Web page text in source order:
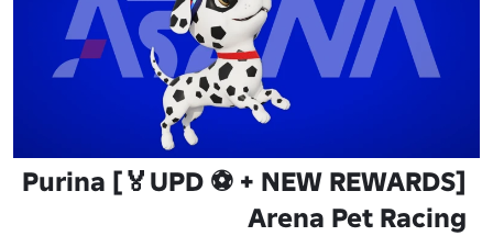
[UPD ⚽️ + NEW REWARDS🏅] Purina
Arena Pet Racing